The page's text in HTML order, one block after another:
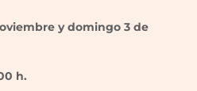
y domingo 3 de
h.